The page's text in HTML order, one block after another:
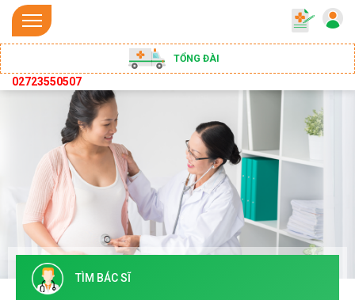
TỔNG ĐÀI
02723550507
TÌM BÁC SĨ